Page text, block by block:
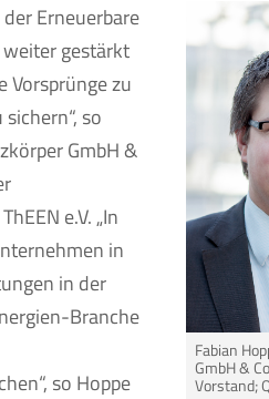
Fabian
GmbH &
Vorstand;
Erneuerbare
gestärkt
Vorsprünge zu
so
GmbH &
e.V. „In
in
in der
Branche
so Hoppe